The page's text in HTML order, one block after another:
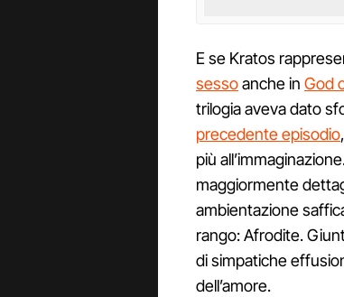
E se Kratos
sessoanche in God
trilogia aveva dato
precedente episodio
più
maggiormente
ambientazione
rango: Afrodite.
di simpatiche
dell’amore.